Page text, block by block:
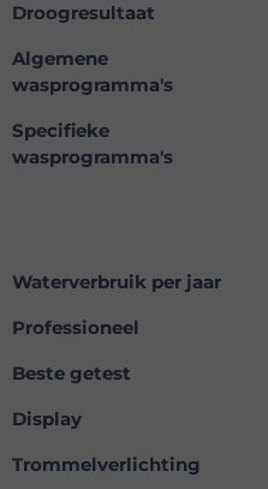
Droogresultaat
Algemene
wasprogramma's
Specifieke
wasprogramma's
Waterverbruik per jaar
Professioneel
Beste getest
Display
Trommelverlichting